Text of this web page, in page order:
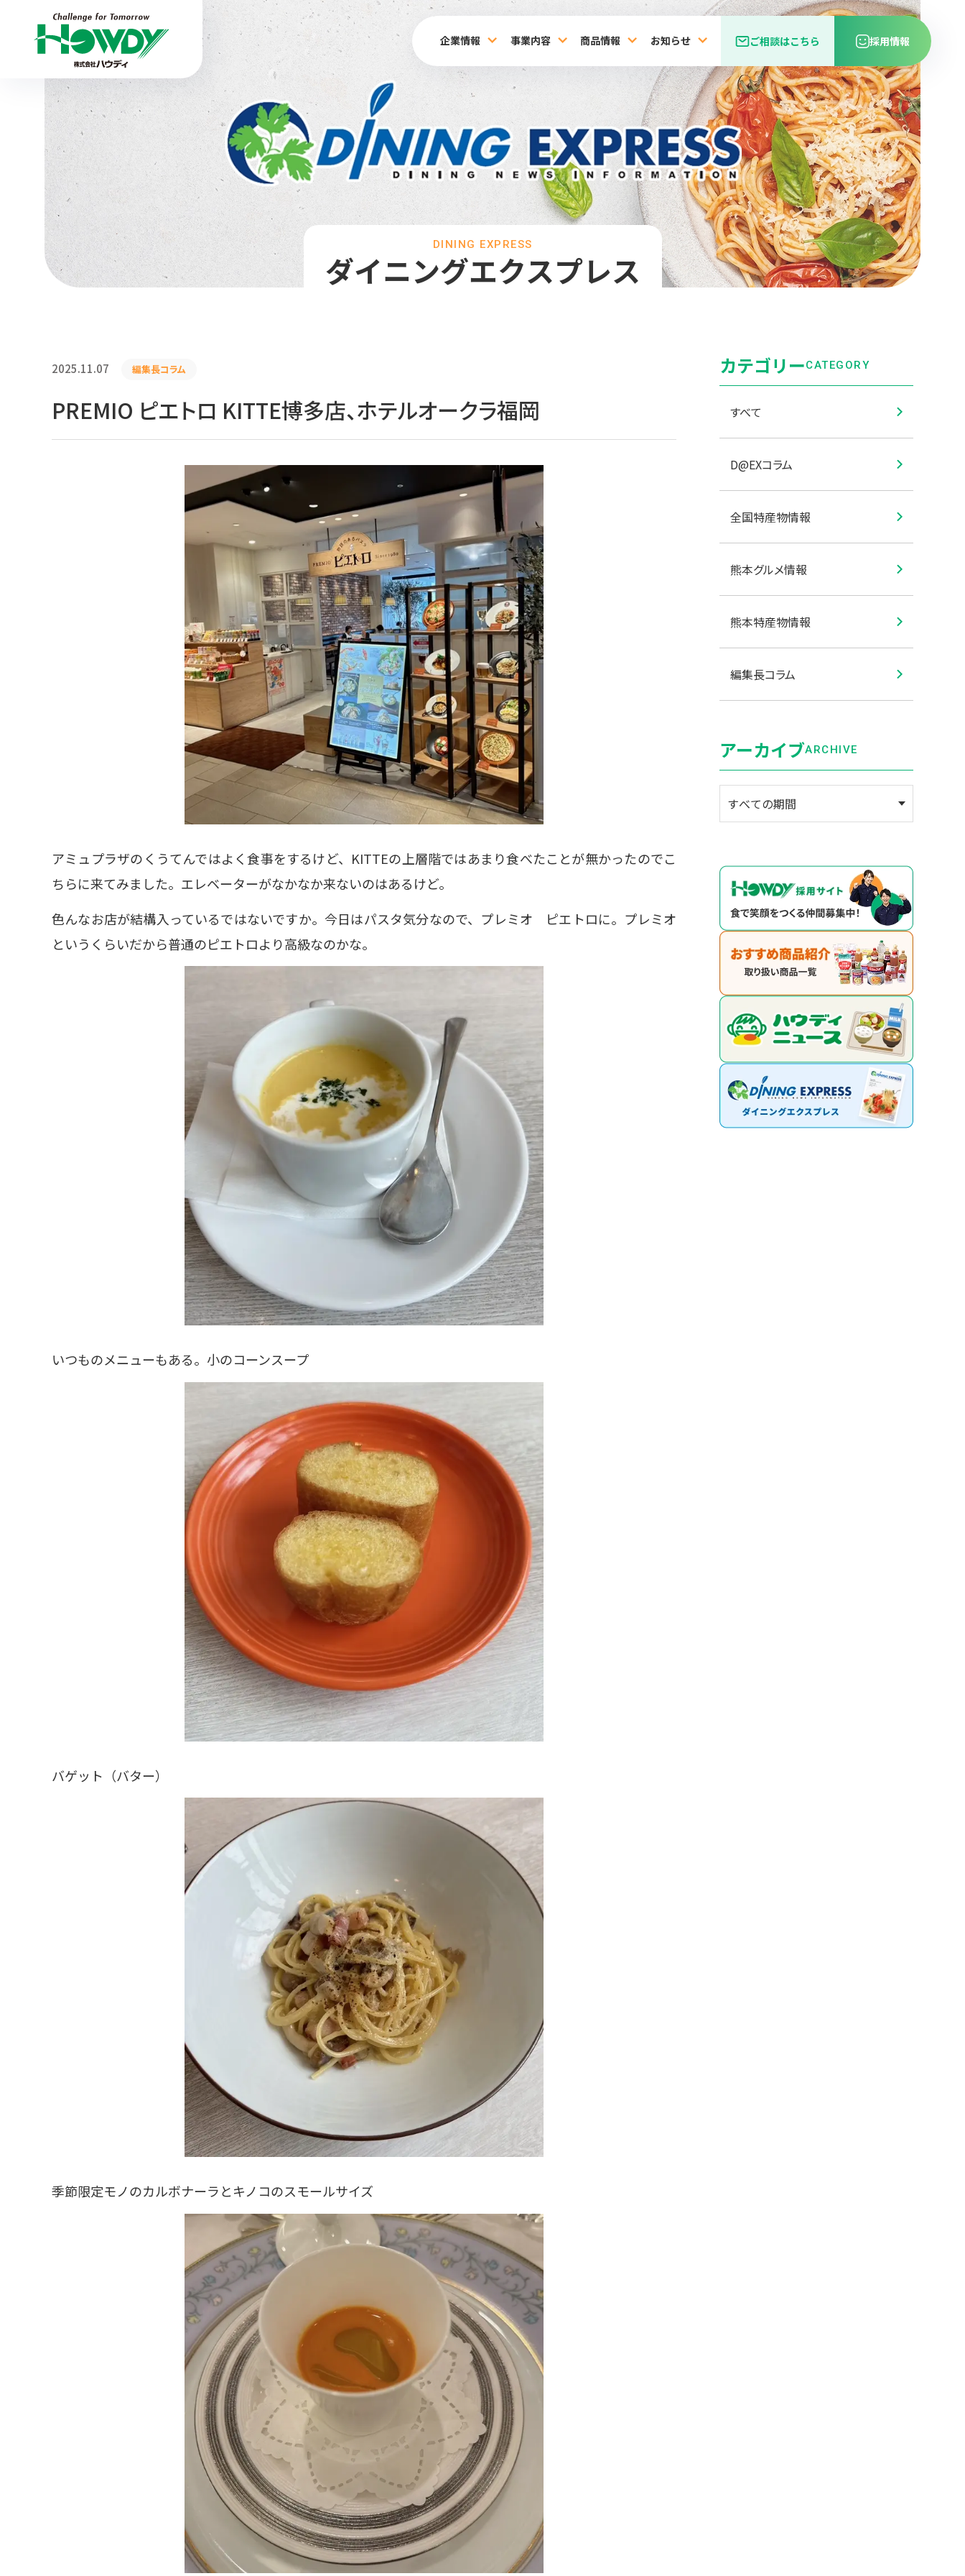
企業情報 事業内容 商品情報 お知らせ ご相談はこちら 採用情報
ダイニングエクスプレス
DINING EXPRESS
2025.11.07 編集長コラム
PREMIO ピエトロ KITTE博多店、ホテルオークラ福岡
アミュプラザのくうてんではよく食事をするけど、KITTEの上層階ではあまり食べたことが無かったのでこ
ちらに来てみました。エレベーターがなかなか来ないのはあるけど。
色んなお店が結構入っているではないですか。今日はパスタ気分なので、プレミオ ピエトロに。プレミオ
というくらいだから普通のピエトロより高級なのかな。
いつものメニューもある。小のコーンスープ
バゲット（バター）
季節限定モノのカルボナーラとキノコのスモールサイズ
カテゴリーCATEGORY
すべて
D@EXコラム
全国特産物情報
熊本グルメ情報
熊本特産物情報
編集長コラム
アーカイブARCHIVE